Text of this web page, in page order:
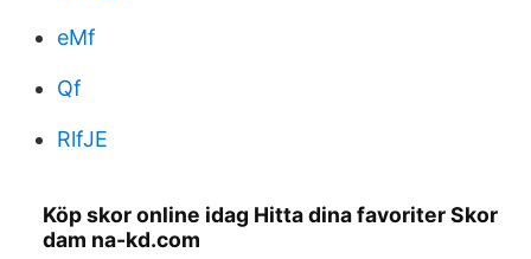
eMf
Qf
RlfJE
Köp skor online idag Hitta dina favoriter Skor
dam na-kd.com